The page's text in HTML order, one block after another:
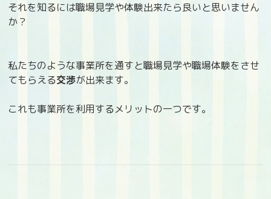
それを知るには職場見学や体験出来たら良いと思いません
か？
私たちのような事業所を通すと職場見学や職場体験をさせ
てもらえる交渉が出来ます。
これも事業所を利用するメリットの一つです。